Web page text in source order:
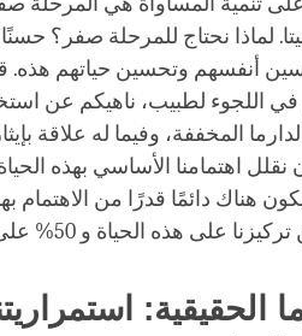
لماذا نحتاج للمرحلة صفر؟
أنفسهم وتحسين حياتهم هذه.
اللجوء لطبيب، ناهيكم عن
المخففة، وفيما له علاقة
نقلل اهتمامنا الأساسي بهذه
الحقيقية: